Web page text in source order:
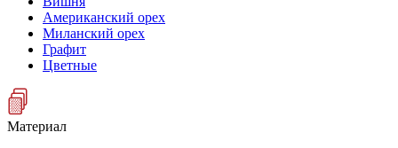
Американский орех
Миланский орех
Графит
Цветные
Материал